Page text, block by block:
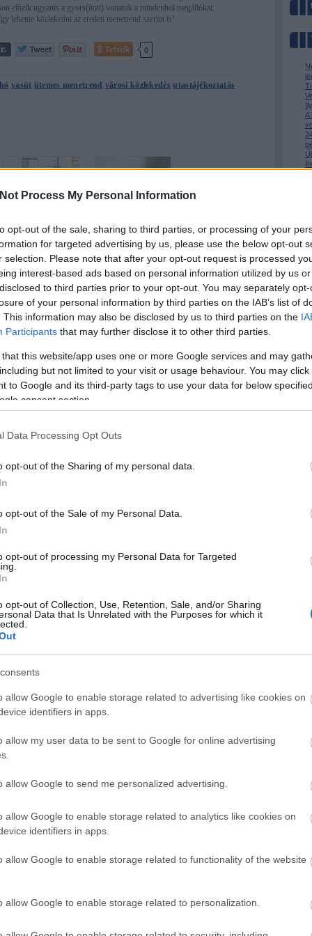
Process My Personal Information
opt-out of the sale, sharing to third parties, or processing of your
for targeted advertising by us, please use the below opt-out
selection. Please note that after your opt-out request is processed
interest-based ads based on personal information utilized by us
to third parties prior to your opt-out. You may separately
of your personal information by third parties on the IAB’s list of
This information may also be disclosed by us to third parties on the
Participants that may further disclose it to other third parties.
that this website/app uses one or more Google services and may
but not limited to your visit or usage behaviour. You may
to Google and its third-party tags to use your data for below
consent section.
Data Processing Opt Outs
opt-out of the Sharing of my personal data.
opt-out of the Sale of my Personal Data.
opt-out of processing my Personal Data for Targeted
opt-out of Collection, Use, Retention, Sale, and/or Sharing
Data that Is Unrelated with the Purposes for which it
allow Google to enable storage related to advertising like cookies on
identifiers in apps.
allow my user data to be sent to Google for online advertising
allow Google to send me personalized advertising.
allow Google to enable storage related to analytics like cookies on
identifiers in apps.
allow Google to enable storage related to functionality of the website
allow Google to enable storage related to personalization.
A
» Az
»
»
» A
» De
» A
» El
»
»
¤
¤
¤
¤ A
¤
¤ A
árát
¤ A
¤ A
előzik ugyanis a gyors(ított) vonatok a mindenhol megállókat.
lehetne közlekedni az eredeti menetrend szerint is!
Tetszik 0
hó vasút ütemes menetrend városi közlekedés utastájékoztatás
Intercity metró
Kantonban
Körüljár a gőzös
Krupában -
Tömpe jelent a
vasútról
Csühös az
erdőben - NKPK
86.
Válasz erre
minimum oscar díjra jelölném(vagy tarkón lövetném->egykutya)
lett annyi, mint egy személykocsinál? Az az iszonyú sok évi
Válasz erre
2008.01.02. 15:35:51
mondtak, na meg azt nhogy az elővárosiak nem
hogy Monor, meg Cegléd, nem tudom mi a 2 vonat között a
eldönteni hogy nálunk az a Gödöllő, Hatvannak felel e meg.
habár a Gödöllői zónázó, mivel Szolnok, Bp Keleti,